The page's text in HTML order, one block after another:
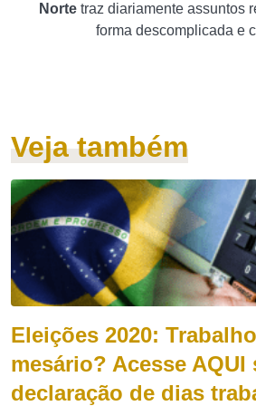
Norte traz diariamente assuntos
forma descomplicada e
Veja também
Eleições 2020:
mesário? Acesse AQUI
declaração de dias